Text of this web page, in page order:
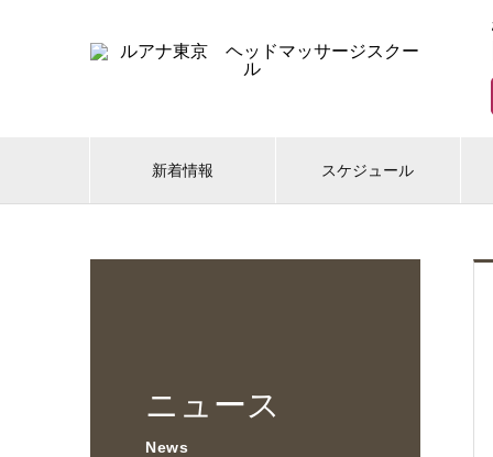
新着情報 スケジュール
ニュース
News